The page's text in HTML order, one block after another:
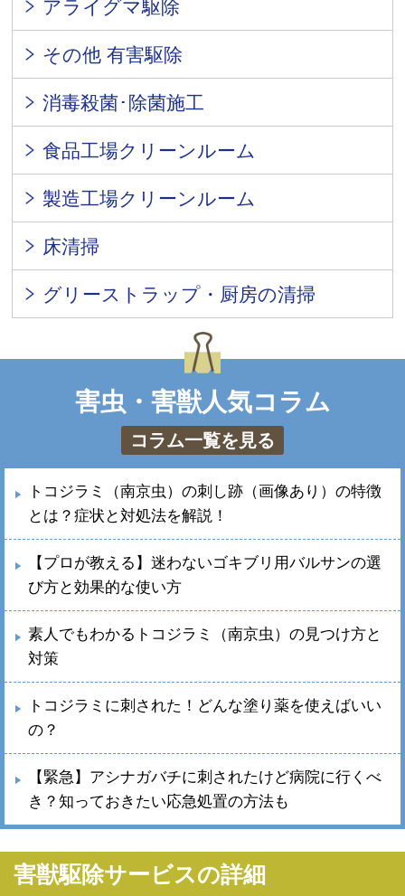
アライグマ駆除
その他 有害駆除
消毒殺菌･除菌施工
食品工場クリーンルーム
製造工場クリーンルーム
床清掃
グリーストラップ・厨房の清掃
害虫・害獣人気コラム
コラム一覧を見る
トコジラミ（南京虫）の刺し跡（画像あり）の特徴
とは？症状と対処法を解説！
【プロが教える】迷わないゴキブリ用バルサンの選
び方と効果的な使い方
素人でもわかるトコジラミ（南京虫）の見つけ方と
対策
トコジラミに刺された！どんな塗り薬を使えばいい
の？
【緊急】アシナガバチに刺されたけど病院に行くべ
き？知っておきたい応急処置の方法も
害獣駆除サービスの詳細